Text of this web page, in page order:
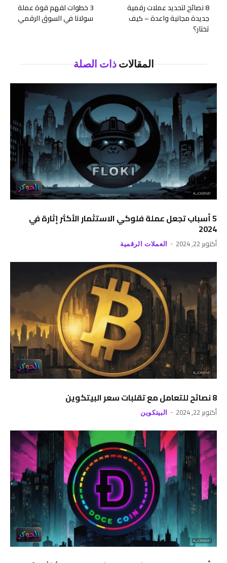
8 نصائح لتحديد عملات رقمية
جديدة مجانية واعدة – كيف
تختار؟
3 خطوات لفهم قوة عملة
سولانا في السوق الرقمي
المقالاتذات الصلة
5 أسباب تجعل عملة فلوكي الاستثمار الأكثر إثارة في
2024
أكتوبر 22, 2024 العملات الرقمية
8 نصائح للتعامل مع تقلبات سعر البيتكوين
أكتوبر 22, 2024 البيتكوين